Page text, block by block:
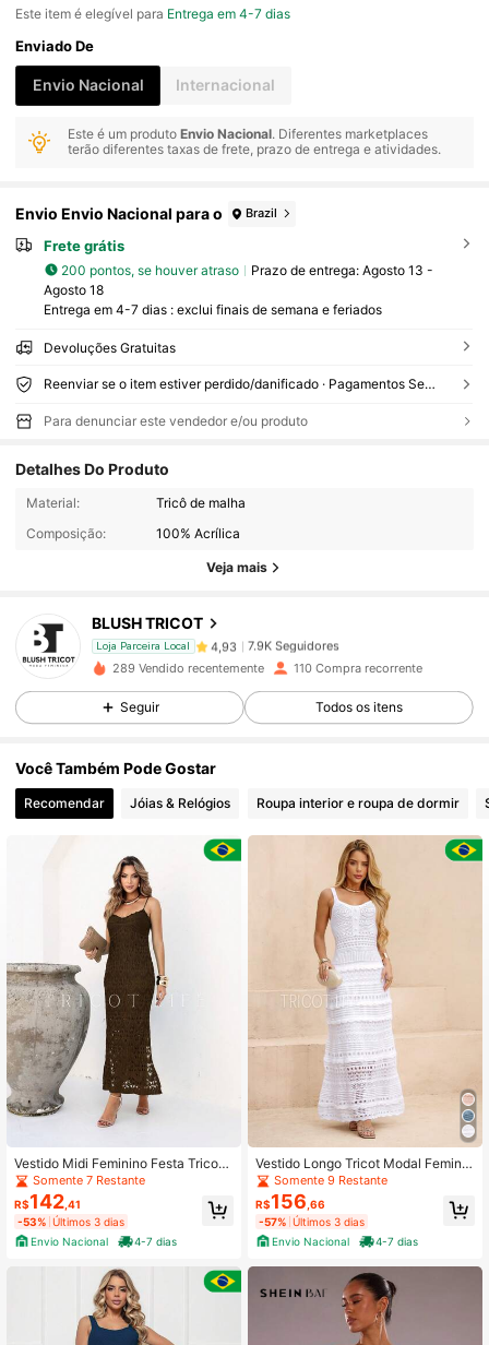
Este item é elegível para Entrega em 4-7 dias
Enviado De
Envio Nacional Internacional
Este é um produtoEnvio Nacional. Diferentes marketplaces
terão diferentes taxas de frete, prazo de entrega e atividades.
Envio Envio Nacional para o Brazil
Frete grátis
200 pontos, se houver atraso Prazo de entrega: Agosto 13 -
Agosto 18
Entrega em 4-7 dias : exclui finais de semana e feriados
Devoluções Gratuitas
Reenviar se o item estiver perdido/danificado · Pagamentos Seguros · Proteção de privacidade
Para denunciar este vendedor e/ou produto
Detalhes Do Produto
Material:
Tricô de malha
Composição:
100% Acrílica
Veja mais
BLUSH TRICOT
Loja Parceira Local
4,93
4,93 7.9K Seguidores
4,93 7.9K Seguidores
4,93 7.9K Seguidores
4,93 7.9K Seguidores
7.9K Seguidores
7.9K Seguidores
7.9K Seguidores
289 Vendido recentemente 110 Compra recorrente
Seguir Todos os itens
Você Também Pode Gostar
Recomendar Jóias & Relógios Roupa interior e roupa de dormir
Vestido Midi Feminino Festa Tricot
Elegante Rendado com Forro Alças
Finas Fendas Praia Verde Oliva Pret
o
Somente 7 Restante
R$142 ,41
-53% Últimos 3 dias
Envio Nacional
4-7 dias
Vestido Longo Tricot Modal Feminin
o Vazado Premium Elegante Festa
Reveillon Natal Casamento Civil M
adrinha Praia Ferias
Somente 9 Restante
R$156 ,66
-57% Últimos 3 dias
Envio Nacional
4-7 dias